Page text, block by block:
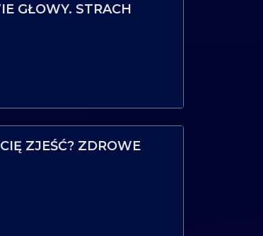
GŁOWY. STRACH
ZJEŚĆ? ZDROWE